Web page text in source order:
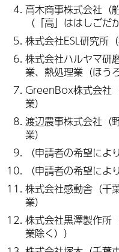
高木商事株式会社（
（「高」ははしごだか
株式会社ESL研究所
株式会社ハルヤマ研
業、熱処理業（ほう
GreenBox株式会社
業）
渡辺農事株式会社（
業）
（申請者の希望によ
（申請者の希望によ
株式会社感動舎（千
業）
株式会社黒澤製作所
業除く））